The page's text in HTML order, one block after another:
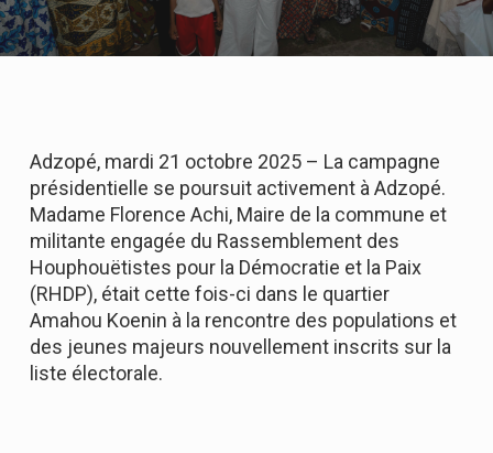
Adzopé, mardi 21 octobre 2025 – La campagne
présidentielle se poursuit activement à Adzopé.
Madame Florence Achi, Maire de la commune et
militante engagée du Rassemblement des
Houphouëtistes pour la Démocratie et la Paix
(RHDP), était cette fois-ci dans le quartier
Amahou Koenin à la rencontre des populations et
des jeunes majeurs nouvellement inscrits sur la
liste électorale.